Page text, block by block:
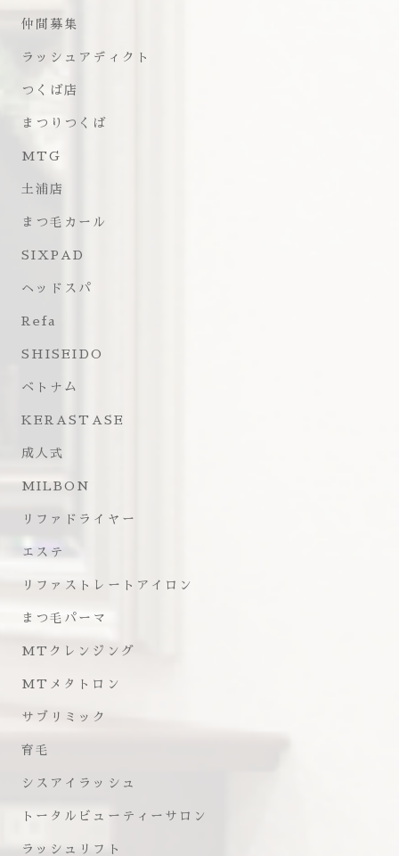
仲間募集
ラッシュアディクト
つくば店
まつりつくば
MTG
土浦店
まつ毛カール
SIXPAD
ヘッドスパ
Refa
SHISEIDO
ベトナム
KERASTASE
成人式
MILBON
リファドライヤー
エステ
リファストレートアイロン
まつ毛パーマ
MTクレンジング
MTメタトロン
サブリミック
育毛
シスアイラッシュ
トータルビューティーサロン
ラッシュリフト